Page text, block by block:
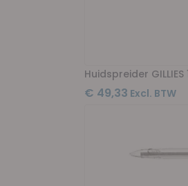
Huidspreider
€ 49,33